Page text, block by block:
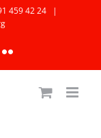
459 42 24
|
Flickr